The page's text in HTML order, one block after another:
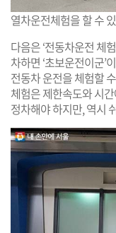
열차운전체험을 할 수
다음은 ‘전동차운전 체
차하면 ‘초보운전이군’
전동차 운전을 체험할
체험은 제한속도와 시
정차해야 하지만, 역시